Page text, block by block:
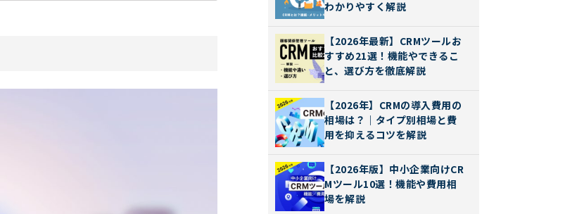
わかりやすく解説
【2026年最新】CRMツールお
すすめ21選！機能やできるこ
と、選び方を徹底解説
【2026年】CRMの導入費用の
相場は？｜タイプ別相場と費
用を抑えるコツを解説
【2026年版】中小企業向けCR
Mツール10選！機能や費用相
場を解説